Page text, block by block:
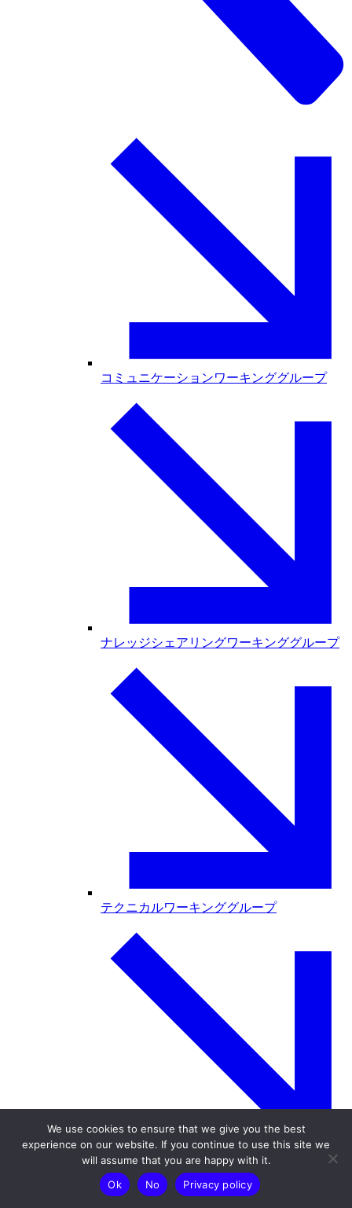
コミュニケーションワーキンググループ
ナレッジシェアリングワーキンググループ
テクニカルワーキンググループ
行政連携ワーキンググループ
We use cookies to ensure that we give you the best
experience on our website. If you continue to use this site we
will assume that you are happy with it.
Ok
No Privacy policy